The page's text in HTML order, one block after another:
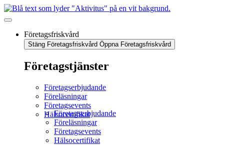
Företagsfriskvård
Stäng Företagsfriskvård Öppna Företagsfriskvård
Företagstjänster
Företagserbjudande
Föreläsningar
Företagsevents
Hälsocertifikat
Företagserbjudande
Föreläsningar
Företagsevents
Hälsocertifikat